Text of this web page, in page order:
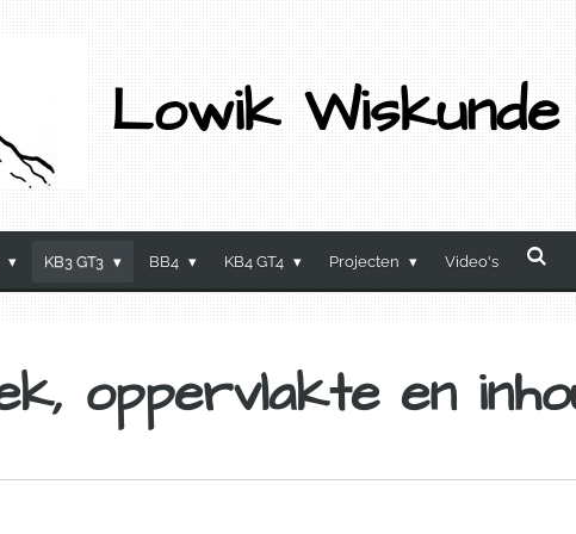
Lowik Wiskunde
KB3 GT3 BB4 KB4 GT4 Projecten Video's
oppervlakte en